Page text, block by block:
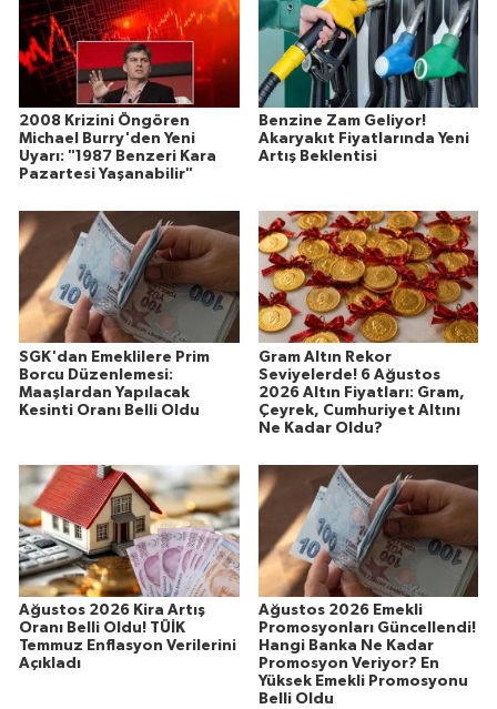
2008 Krizini Öngören
Michael Burry'den Yeni
Uyarı: "1987 Benzeri Kara
Pazartesi Yaşanabilir"
Benzine Zam Geliyor!
Akaryakıt Fiyatlarında Yeni
Artış Beklentisi
SGK'dan Emeklilere Prim
Borcu Düzenlemesi:
Maaşlardan Yapılacak
Kesinti Oranı Belli Oldu
Gram Altın Rekor
Seviyelerde! 6 Ağustos
2026 Altın Fiyatları: Gram,
Çeyrek, Cumhuriyet Altını
Ne Kadar Oldu?
Ağustos 2026 Kira Artış
Oranı Belli Oldu! TÜİK
Temmuz Enflasyon Verilerini
Açıkladı
Ağustos 2026 Emekli
Promosyonları Güncellendi!
Hangi Banka Ne Kadar
Promosyon Veriyor? En
Yüksek Emekli Promosyonu
Belli Oldu